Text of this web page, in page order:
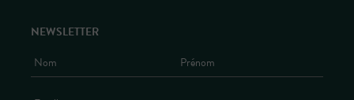
NEWSLETTER